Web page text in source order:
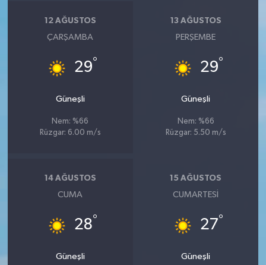
12 AĞUSTOS
ÇARŞAMBA
29°
Güneşli
Nem: %66
Rüzgar: 6.00 m/s
13 AĞUSTOS
PERŞEMBE
29°
Güneşli
Nem: %66
Rüzgar: 5.50 m/s
14 AĞUSTOS
CUMA
28°
Güneşli
15 AĞUSTOS
CUMARTESI
27°
Güneşli